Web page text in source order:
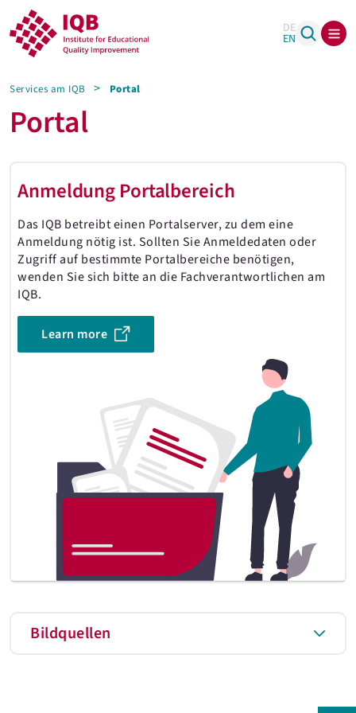
DE
EN
Services am IQB Portal
Portal
Anmeldung Portalbereich
Das IQB betreibt einen Portalserver, zu dem eine
Anmeldung nötig ist. Sollten Sie Anmeldedaten oder
Zugriff auf bestimmte Portalbereiche benötigen,
wenden Sie sich bitte an die Fachverantwortlichen am
IQB.
Learn more
Bildquellen